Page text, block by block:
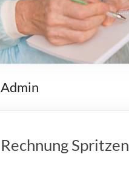
Admin
Rechnung Spritzen